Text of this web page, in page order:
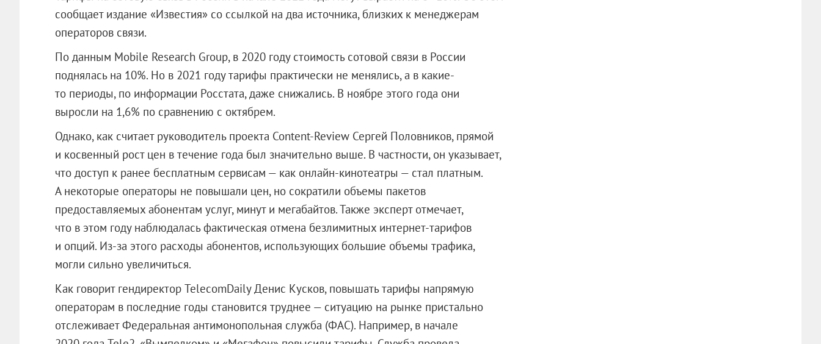
сообщает издание «Известия» со ссылкой на два источника, близких к менеджерам
операторов связи.
По данным Mobile Research Group, в 2020 году стоимость сотовой связи в России
поднялась на 10%. Но в 2021 году тарифы практически не менялись, а в какие-
то периоды, по информации Росстата, даже снижались. В ноябре этого года они
выросли на 1,6% по сравнению с октябрем.
Однако, как считает руководитель проекта Content-Review Сергей Половников, прямой
и косвенный рост цен в течение года был значительно выше. В частности, он указывает,
что доступ к ранее бесплатным сервисам — как онлайн-кинотеатры — стал платным.
А некоторые операторы не повышали цен, но сократили объемы пакетов
предоставляемых абонентам услуг, минут и мегабайтов. Также эксперт отмечает,
что в этом году наблюдалась фактическая отмена безлимитных интернет-тарифов
и опций. Из-за этого расходы абонентов, использующих большие объемы трафика,
могли сильно увеличиться.
Как говорит гендиректор TelecomDaily Денис Кусков, повышать тарифы напрямую
операторам в последние годы становится труднее — ситуацию на рынке пристально
отслеживает Федеральная антимонопольная служба (ФАС). Например, в начале